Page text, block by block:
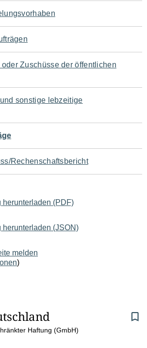
Zuschüsse der öffentlichen
sonstige lebzeitige
Rechenschaftsbericht
herunterladen (PDF)
herunterladen (JSON)
melden
)
Haftung (GmbH)